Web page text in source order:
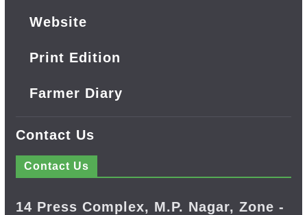
Website
Print Edition
Farmer Diary
Contact Us
Contact Us
14 Press Complex, M.P. Nagar, Zone -